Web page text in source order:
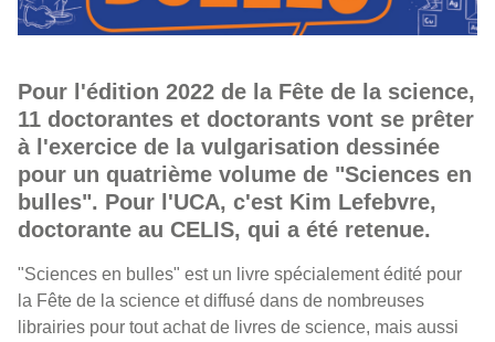
Pour l'édition 2022 de la Fête de la science,
11 doctorantes et doctorants vont se prêter
à l'exercice de la vulgarisation dessinée
pour un quatrième volume de "Sciences en
bulles". Pour l'UCA, c'est Kim Lefebvre,
doctorante au CELIS, qui a été retenue.
"Sciences en bulles" est un livre spécialement édité pour
la Fête de la science et diffusé dans de nombreuses
librairies pour tout achat de livres de science, mais aussi